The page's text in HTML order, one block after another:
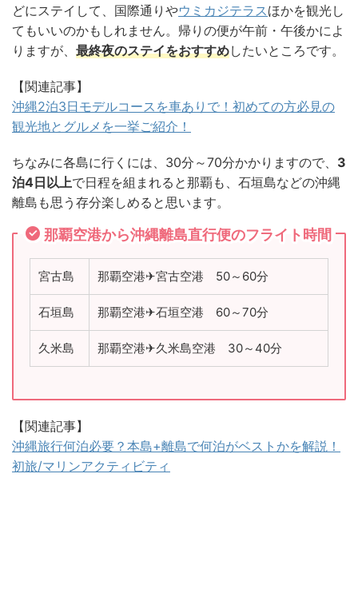
どにステイして、国際通りやウミカジテラスほかを観光し
てもいいのかもしれません。帰りの便が午前・午後かによ
りますが、 最終夜のステイをおすすめしたいところです。
【関連記事】
沖縄2泊3日モデルコースを車ありで！初めての方必見の
観光地とグルメを一挙ご紹介！
ちなみに各島に行くには、30分～70分かかりますので、 3
泊4日以上で日程を組まれると那覇も、石垣島などの沖縄
離島も思う存分楽しめると思います。
那覇空港から沖縄離島直行便のフライト時間
宮古島 那覇空港✈宮古空港 50～60分
石垣島 那覇空港✈石垣空港 60～70分
久米島 那覇空港✈久米島空港 30～40分
【関連記事】
沖縄旅行何泊必要？本島+離島で何泊がベストかを解説！
初旅/マリンアクティビティ